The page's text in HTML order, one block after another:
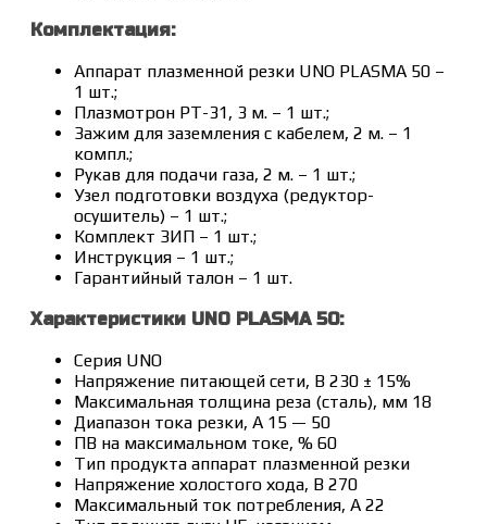
Комплектация:
Аппарат плазменной резки UNO PLASMA 50 –
1 шт.;
Плазмотрон PT-31, 3 м. – 1 шт.;
Зажим для заземления с кабелем, 2 м. – 1
компл.;
Рукав для подачи газа, 2 м. – 1 шт.;
Узел подготовки воздуха (редуктор-
осушитель) – 1 шт.;
Комплект ЗИП – 1 шт.;
Инструкция – 1 шт.;
Гарантийный талон – 1 шт.
Характеристики UNO PLASMA 50:
Серия UNO
Напряжение питающей сети, В 230 ± 15%
Максимальная толщина реза (сталь), мм 18
Диапазон тока резки, А 15 — 50
ПВ на максимальном токе, % 60
Тип продукта аппарат плазменной резки
Напряжение холостого хода, В 270
Максимальный ток потребления, А 22